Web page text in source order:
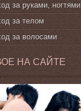
за руками, ногтями
за телом
за волосами
НА САЙТЕ